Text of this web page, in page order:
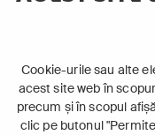
Cookie-urile sau alte
acest site web în
precum și în scopul
clic pe butonul
S01
E92